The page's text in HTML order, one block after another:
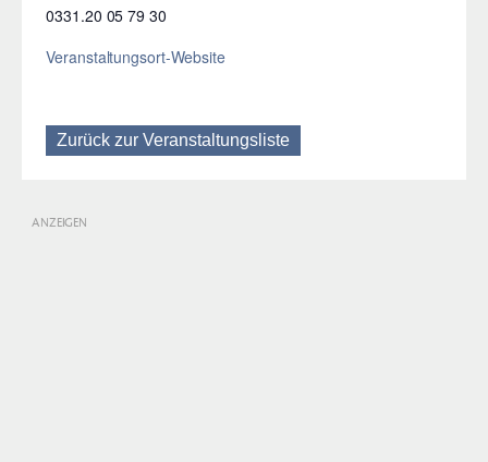
0331.20 05 79 30
Veranstaltungsort-Website
Zurück zur Veranstaltungsliste
ANZEIGEN